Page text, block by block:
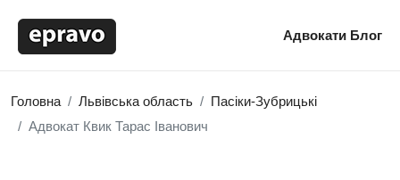
Адвокати Блог
Головна Львівська область
Пасіки-Зубрицькі
Адвокат Квик Тарас Іванович